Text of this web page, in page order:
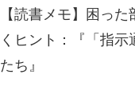
【読書メモ】困っ
くヒント：『「指示
たち』